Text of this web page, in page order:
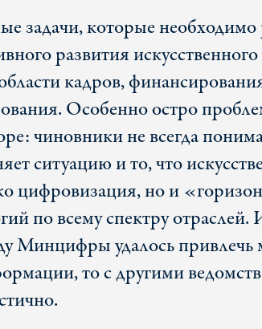
задачи, которые
развития
кадров,
Особенно остро
чиновники не всегда
ситуацию и то, что
цифровизация, но и
по всему спектру отраслей.
Минцифры удалось привлечь
то с другими